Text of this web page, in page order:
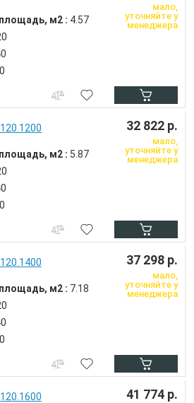
м2 : 4.57
мало,
уточняйте у
менеджера
м2 : 5.87
32 822 р.
мало,
уточняйте у
менеджера
м2 : 7.18
37 298 р.
мало,
уточняйте у
менеджера
41 774 р.